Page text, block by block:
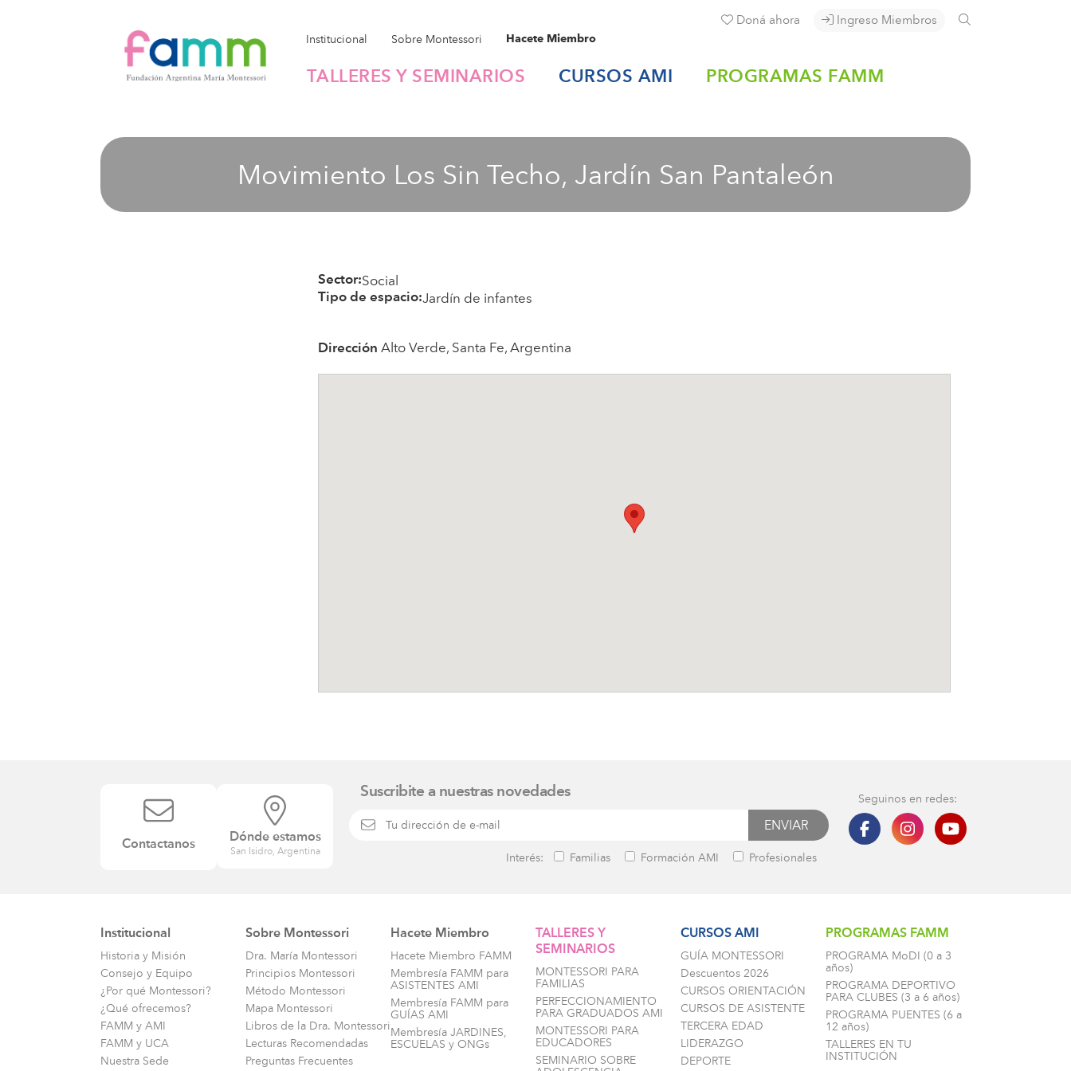
Doná ahora Ingreso Miembros
Institucional Sobre Montessori Hacete Miembro
TALLERES Y SEMINARIOS CURSOS AMI PROGRAMAS FAMM
Movimiento Los Sin Techo, Jardín San Pantaleón
Sector:Social
Tipo de espacio:Jardín de infantes
Dirección Alto Verde, Santa Fe, Argentina
Contactanos
Dónde estamos
San Isidro, Argentina
Suscribite a nuestras novedades
Interés: Familias Formación AMI Profesionales
Seguinos en redes:
Institucional
Historia y Misión
Consejo y Equipo
¿Por qué Montessori?
¿Qué ofrecemos?
FAMM y AMI
FAMM y UCA
Nuestra Sede
Sobre Montessori
Dra. María Montessori
Principios Montessori
Método Montessori
Mapa Montessori
Libros de la Dra. Montessori
Lecturas Recomendadas
Preguntas Frecuentes
Hacete Miembro
Hacete Miembro FAMM
Membresía FAMM para
ASISTENTES AMI
Membresía FAMM para
GUÍAS AMI
Membresía JARDINES,
ESCUELAS y ONGs
TALLERES Y
SEMINARIOS
MONTESSORI PARA
FAMILIAS
PERFECCIONAMIENTO
PARA GRADUADOS AMI
MONTESSORI PARA
EDUCADORES
SEMINARIO SOBRE
CURSOS AMI
GUÍA MONTESSORI
Descuentos 2026
CURSOS ORIENTACIÓN
CURSOS DE ASISTENTE
TERCERA EDAD
LIDERAZGO
DEPORTE
PROGRAMAS FAMM
PROGRAMA MoDI (0 a 3
años)
PROGRAMA DEPORTIVO
PARA CLUBES (3 a 6 años)
PROGRAMA PUENTES (6 a
12 años)
TALLERES EN TU
INSTITUCIÓN